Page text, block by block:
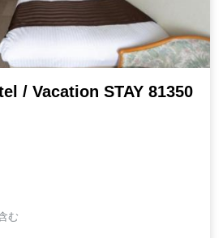
/ Vacation STAY 81350
む